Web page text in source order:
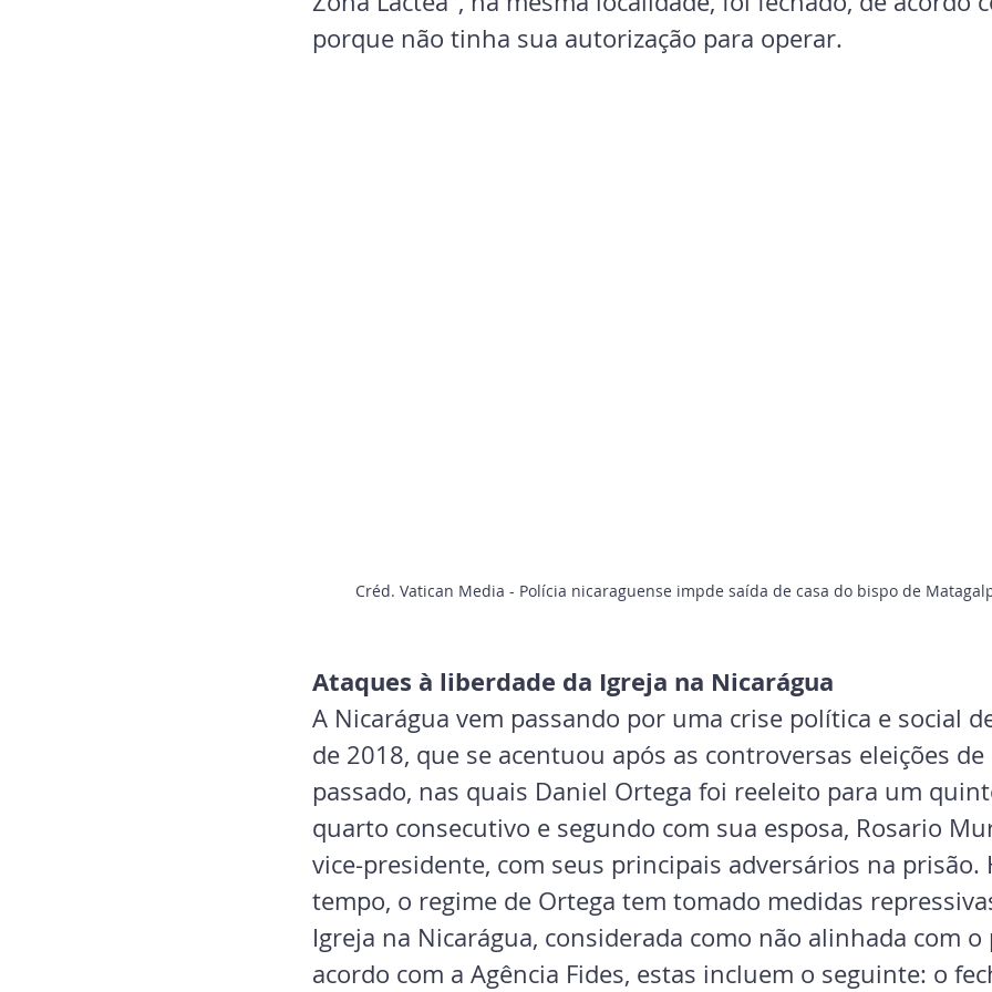
porque não tinha sua autorização para operar.
Créd. Vatican Media - Polícia nicaraguense impde saída de casa do bispo de
Ataques à liberdade da Igreja na Nicarágua
A Nicarágua vem passando por uma crise política e social
de 2018, que se acentuou após as controversas eleições
passado, nas quais Daniel Ortega foi reeleito para um
quarto consecutivo e segundo com sua esposa, Rosario
vice-presidente, com seus principais adversários na prisão.
tempo, o regime de Ortega tem tomado medidas
Igreja na Nicarágua, considerada como não alinhada com o
acordo com a Agência Fides, estas incluem o seguinte: o